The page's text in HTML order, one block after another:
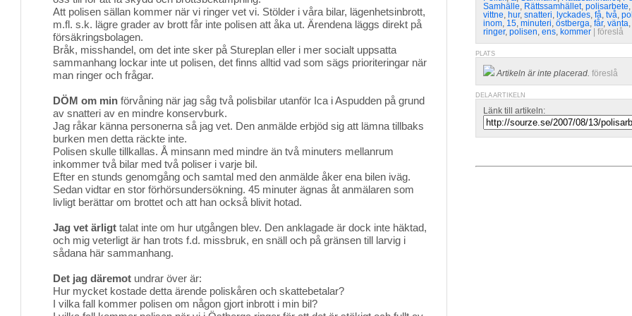
Att polisen sällan kommer när vi ringer vet vi. Stölder i våra bilar, lägenhetsinbrott,
m.fl. s.k. lägre grader av brott får inte polisen att åka ut. Ärendena läggs direkt på
försäkringsbolagen.
Bråk, misshandel, om det inte sker på Stureplan eller i mer socialt uppsatta
sammanhang lockar inte ut polisen, det finns alltid vad som sägs prioriteringar när
man ringer och frågar.
DÖM om min förvåning när jag såg två polisbilar utanför Ica i Aspudden på grund
av snatteri av en mindre konservburk.
Jag råkar känna personerna så jag vet. Den anmälde erbjöd sig att lämna tillbaks
burken men detta räckte inte.
Polisen skulle tillkallas. Å minsann med mindre än två minuters mellanrum
inkommer två bilar med två poliser i varje bil.
Efter en stunds genomgång och samtal med den anmälde åker ena bilen iväg.
Sedan vidtar en stor förhörsundersökning. 45 minuter ägnas åt anmälaren som
livligt berättar om brottet och att han också blivit hotad.
Jag vet ärligt talat inte om hur utgången blev. Den anklagade är dock inte häktad,
och mig veterligt är han trots f.d. missbruk, en snäll och på gränsen till larvig i
sådana här sammanhang.
Det jag däremot undrar över är:
Hur mycket kostade detta ärende poliskåren och skattebetalar?
I vilka fall kommer polisen om någon gjort inbrott i min bil?
Samhälle, Rättssamhället, polisarbete,
vittne, hur, snatteri, lyckades, få, två,
inom, 15, minuteri, östberga, får, vänta,
ringer, polisen, ens, kommer föreslå
PLATS
Artikeln är inte placerad. föreslå
DELA ARTIKELN
Länk till artikeln: